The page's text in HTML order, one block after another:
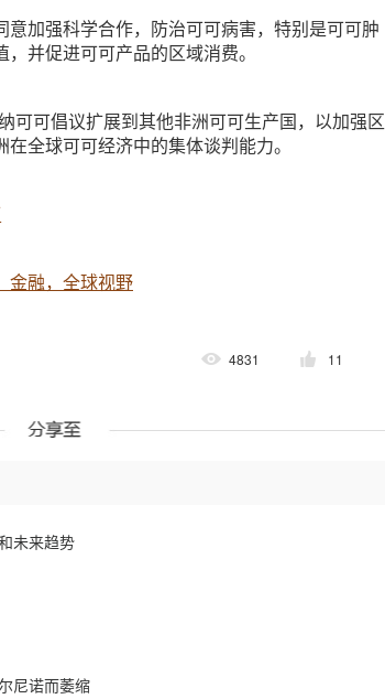
加强科学合作，防治可可病害，特别是可可肿
并促进可可产品的区域消费。
可可倡议扩展到其他非洲可可生产国，以加强区
全球可可经济中的集体谈判能力。
融，全球视野
4831 11
未来趋势
尼诺而萎缩